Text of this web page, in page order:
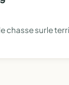
chasse surle